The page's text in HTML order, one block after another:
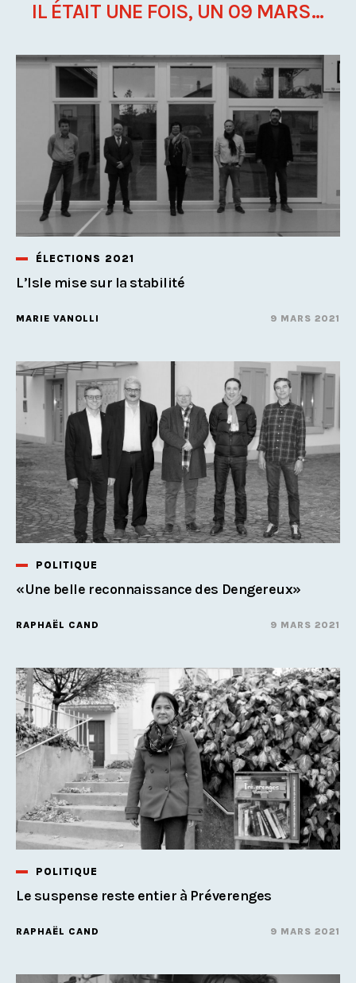
IL ÉTAIT UNE FOIS, UN 09 MARS...
ÉLECTIONS 2021
L’Isle mise sur la stabilité
MARIE VANOLLI 9 MARS 2021
POLITIQUE
«Une belle reconnaissance des Dengereux»
RAPHAËL CAND 9 MARS 2021
POLITIQUE
Le suspense reste entier à Préverenges
RAPHAËL CAND 9 MARS 2021